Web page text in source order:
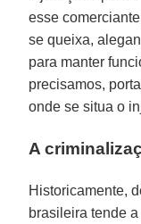
esse
se queixa,
para manter
precisamos,
onde se situa o
A
Historicamente,
brasileira tende